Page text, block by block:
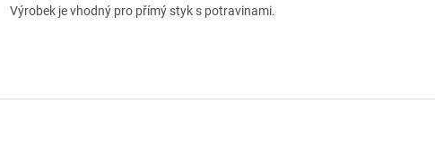
Výrobek je vhodný pro přímý styk s potravinami.